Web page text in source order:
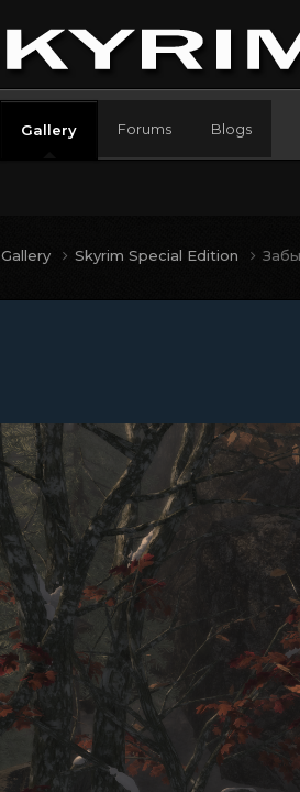
Gallery Forums Blogs
Gallery Skyrim Special Edition